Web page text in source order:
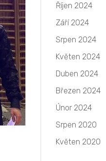
Říjen 2024
Září 2024
Srpen 2024
Květen 2024
Duben 2024
Březen 2024
Únor 2024
Srpen 2020
Květen 2020